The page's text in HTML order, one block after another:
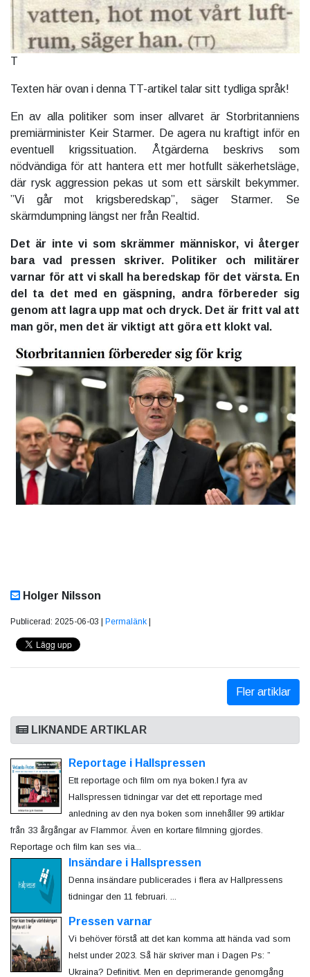
T
Texten här ovan i denna TT-artikel talar sitt tydliga språk!
En av alla politiker som inser allvaret är Storbritanniens
premiärminister Keir Starmer. De agera nu kraftigt inför en
eventuell krigssituation. Åtgärderna beskrivs som
nödvändiga för att hantera ett mer hotfullt säkerhetsläge,
där rysk aggression pekas ut som ett särskilt bekymmer.
”Vi går mot krigsberedskap”, säger Starmer. Se
skärmdumpning längst ner från Realtid.
Det är inte vi som skrämmer människor, vi återger
bara vad pressen skriver. Politiker och militärer
varnar för att vi skall ha beredskap för det värsta. En
del ta det med en gäspning, andra förbereder sig
genom att lagra upp mat och dryck. Det är fritt val att
man gör, men det är viktigt att göra ett klokt val.
Holger Nilsson
Publicerad: 2025-06-03 | Permalänk |
Fler artiklar
LIKNANDE ARTIKLAR
Reportage i Hallspressen
Ett reportage och film om nya boken.I fyra av
Hallspressen tidningar var det ett reportage med
anledning av den nya boken som innehåller 99 artiklar
från 33 årgångar av Flammor. Även en kortare filmning gjordes.
Reportage och film kan ses via...
Insändare i Hallspressen
Denna insändare publicerades i flera av Hallpressens
tidningar den 11 februari. ...
Pressen varnar
Vi behöver förstå att det kan komma att hända vad som
helst under 2023. Så här skriver man i Dagen Ps: ”
Ukraina? Definitivt. Men en deprimerande genomgång